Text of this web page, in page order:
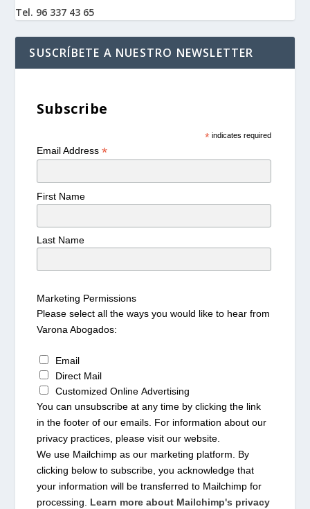
Tel. 96 337 43 65
SUSCRÍBETE A NUESTRO NEWSLETTER
Subscribe
*indicates required
Email Address*
First Name
Last Name
Marketing Permissions
Please select all the ways you would like to hear from
Varona Abogados:
Email
Direct Mail
Customized Online Advertising
You can unsubscribe at any time by clicking the link
in the footer of our emails. For information about our
privacy practices, please visit our website.
We use Mailchimp as our marketing platform. By
clicking below to subscribe, you acknowledge that
your information will be transferred to Mailchimp for
processing. Learn more about Mailchimp's privacy